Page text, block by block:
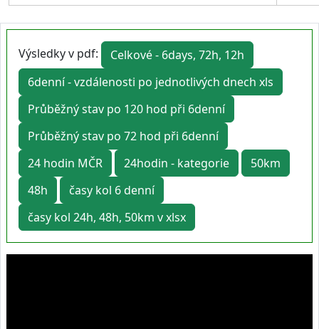
Výsledky v pdf:
Celkové - 6days, 72h, 12h
6denní - vzdálenosti po jednotlivých dnech xls
Průběžný stav po 120 hod při 6denní
Průběžný stav po 72 hod při 6denní
24 hodin MČR
24hodin - kategorie
50km
48h
časy kol 6 denní
časy kol 24h, 48h, 50km v xlsx